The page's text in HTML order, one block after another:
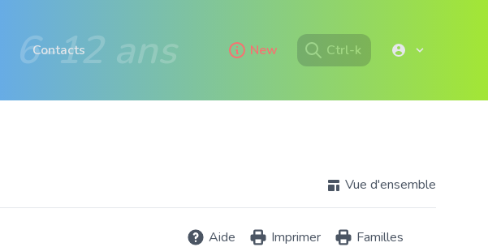
Contacts
6-12 ans New Ctrl-k
Vue d'ensemble
Aide Imprimer Familles